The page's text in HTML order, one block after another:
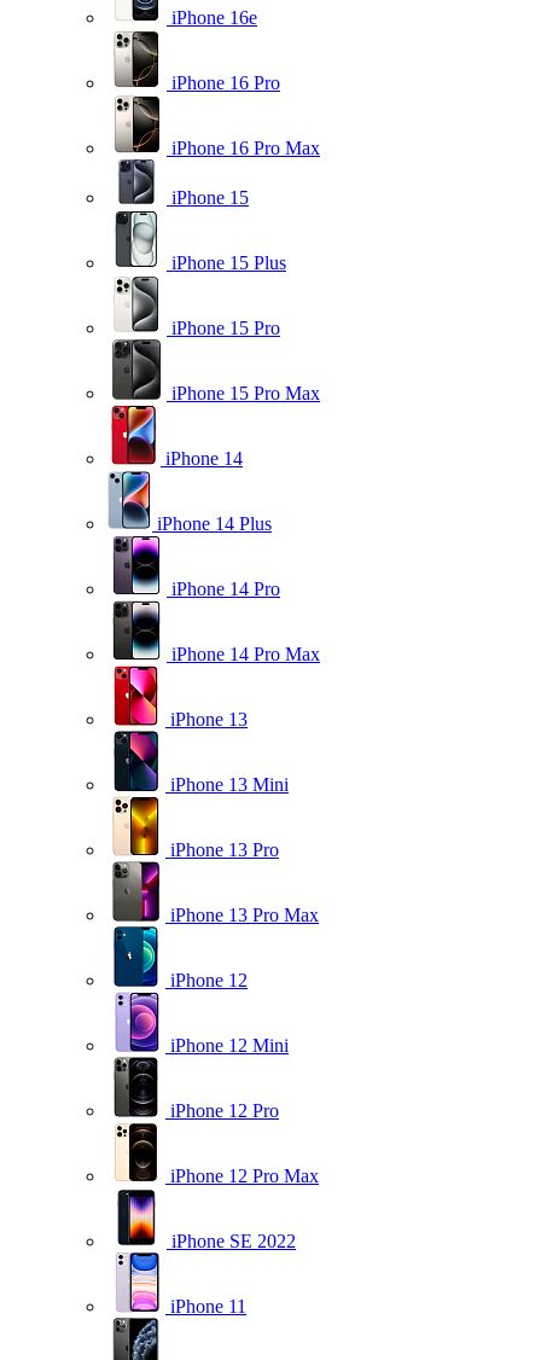
iPhone 16e
iPhone 16 Pro
iPhone 16 Pro Max
iPhone 15
iPhone 15 Plus
iPhone 15 Pro
iPhone 15 Pro Max
iPhone 14
iPhone 14 Plus
iPhone 14 Pro
iPhone 14 Pro Max
iPhone 13
iPhone 13 Mini
iPhone 13 Pro
iPhone 13 Pro Max
iPhone 12
iPhone 12 Mini
iPhone 12 Pro
iPhone 12 Pro Max
iPhone SE 2022
iPhone 11